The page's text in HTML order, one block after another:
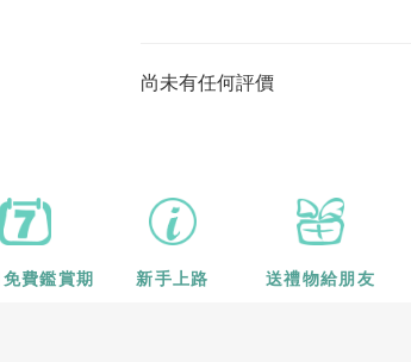
尚未有任何評價
免費鑑賞期 新手上路 送禮物給朋友